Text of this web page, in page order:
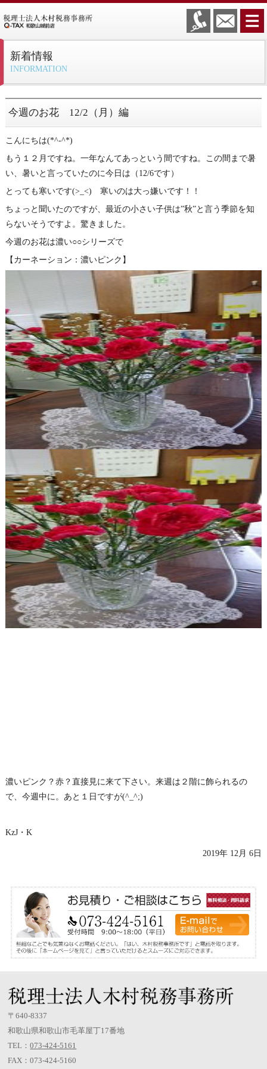
新着情報
INFORMATION
今週のお花 12/2（月）編
こんにちは(*^-^*)
もう１２月ですね。一年なんてあっという間ですね。この間まで暑
い、暑いと言っていたのに今日は（12/6です）
とっても寒いです(>_<) 寒いのは大っ嫌いです！！
ちょっと聞いたのですが、最近の小さい子供は”秋”と言う季節を知
らないそうですよ。驚きました。
今週のお花は濃い○○シリーズで
【カーネーション：濃いピンク】
濃いピンク？赤？直接見に来て下さい。来週は２階に飾られるの
で、今週中に。あと１日ですが(^_^;)
KzJ・K
2019年 12月 6日
〒640-8337
和歌山県和歌山市毛革屋丁17番地
TEL：073-424-5161
FAX：073-424-5160